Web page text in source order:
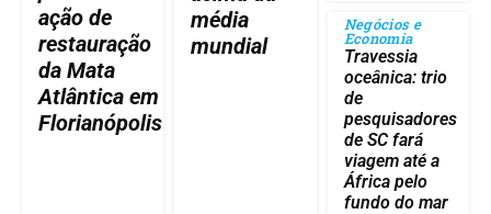
ação de
restauração
da Mata
Atlântica em
Florianópolis
média
mundial
Negócios e
Economia
Travessia
oceânica: trio
de
pesquisadores
de SC fará
viagem até a
África pelo
fundo do mar